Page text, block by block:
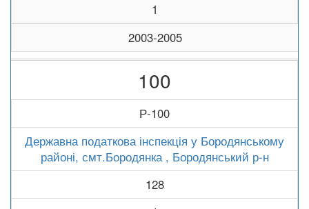
1
2003-2005
100
Р-100
Державна податкова інспекція у Бородянському
районі, смт.Бородянка , Бородянський р-н
128